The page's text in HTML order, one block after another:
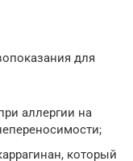
для
аллергии на
который